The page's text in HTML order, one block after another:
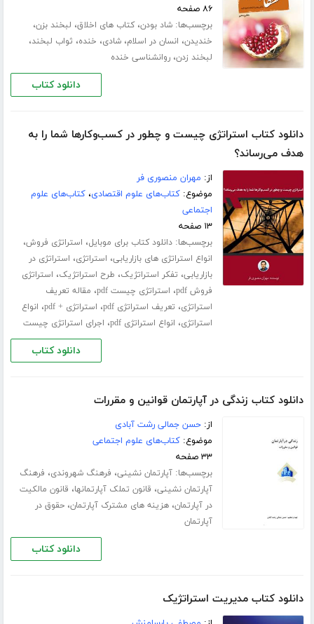
۸۶ صفحه
برچسب‌ها:شاد بودن،کتاب های اخلاق، لبخند بزن،
خندیدن، انسان در اسلام،شادی، خنده، ثواب لبخند،
لبخند زدن،روانشناسی خنده
دانلود کتاب
دانلود کتاب استراتژی چیست و چطور در کسب‌و‌کارها شما را به
هدف می‌رساند؟
از: مهران منصوری فر
موضوع:کتاب‌های علوم اقتصادی،کتاب‌های علوم
اجتماعی
۱۳ صفحه
برچسب‌ها:دانلود کتاب برای موبایل، استراتژی فروش،
انواع استراتژی های بازاریابی، استراتژی، استراتژی در
بازاریابی، تفکر استراتژیک، طرح استراتژیک، استراتژی
فروش pdf
، استراتژی چیست pdf ، مقاله تعریف
استراتژی، تعریف استراتژی pdf ، استراتژی + pdf ، انواع
استراتژی، انواع استراتژی pdf ، اجرای استراتژی چیست
دانلود کتاب
دانلود کتاب زندگی در آپارتمان قوانین و مقررات
از:حسن جمالی رشت آبادی
موضوع:کتاب‌های علوم اجتماعی
۳۳ صفحه
برچسب‌ها:آپارتمان نشینی، فرهنگ شهروندی، فرهنگ
آپارتمان نشینی، قانون تملک آپارتمانها، قانون مالکیت
در آپارتمان،هزینه های مشترک آپارتمان،حقوق در
آپارتمان
دانلود کتاب
دانلود کتاب مدیریت استراتژیک